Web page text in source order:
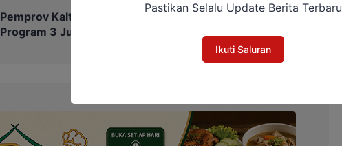
Pemprov Kalteng Sesuaikan Regulasi untuk Dukung
Program 3 Juta Rumah
Pastikan Selalu Update Berita Terbaru
Ikuti Saluran